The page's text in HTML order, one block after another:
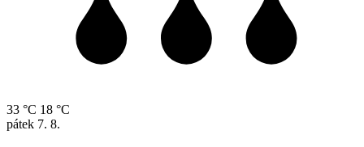
33 °C 18 °C
pátek 7. 8.